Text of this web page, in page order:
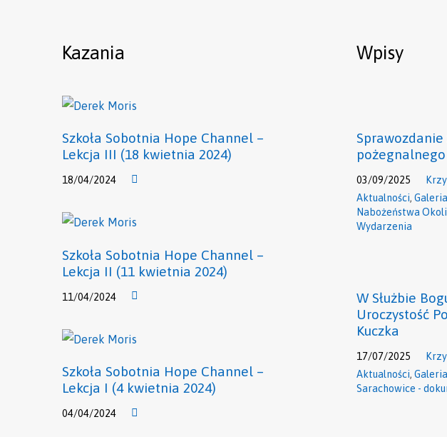
Kazania
Szkoła Sobotnia Hope Channel –
Lekcja III (18 kwietnia 2024)
18/04/2024
Szkoła Sobotnia Hope Channel –
Lekcja II (11 kwietnia 2024)
11/04/2024
Szkoła Sobotnia Hope Channel –
Lekcja I (4 kwietnia 2024)
04/04/2024
Wpisy
03/09/2025
Aktualności,
Nabożeństwa
Wydarzenia
W Służbie
Uroczystość
Kuczka
17/07/2025
Aktualności,
Sarachowice -